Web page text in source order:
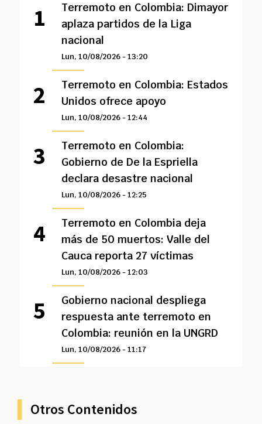
Terremoto en Colombia: Dimayor
aplaza partidos de la Liga
nacional
Lun, 10/08/2026 - 13:20
Terremoto en Colombia: Estados
Unidos ofrece apoyo
Lun, 10/08/2026 - 12:44
Terremoto en Colombia:
Gobierno de De la Espriella
declara desastre nacional
Lun, 10/08/2026 - 12:25
Terremoto en Colombia deja
más de 50 muertos: Valle del
Cauca reporta 27 víctimas
Lun, 10/08/2026 - 12:03
Gobierno nacional despliega
respuesta ante terremoto en
Colombia: reunión en la UNGRD
Lun, 10/08/2026 - 11:17
Otros Contenidos